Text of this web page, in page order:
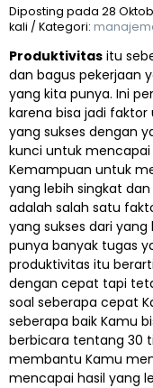
Diposting pada 28
kali / Kategori:
Produktivitas itu
dan bagus pekerjaan
yang kita punya. Ini
karena bisa jadi
yang sukses dengan
kunci untuk mencapai
Kemampuan untuk
yang lebih singkat
adalah salah satu
yang sukses dari yang
punya banyak tugas
produktivitas itu
dengan cepat tapi
soal seberapa cepat
seberapa baik Kamu
berbicara tentang 30
membantu Kamu
mencapai hasil yang